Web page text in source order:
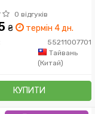
0 відгуків
₴ термін 4 дн.
55211007701
Тайвань
(Китай)
КУПИТИ